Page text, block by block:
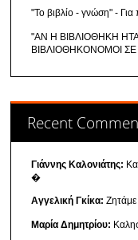
"Το βιβλίο - γνώση" -
"ΑΝ Η ΒΙΒΛΙΟΘΗΚΗ
ΒΙΒΛΙΟΘΗΚΟΝΟΜΟΙ ΣΕ
Recent
Γιάννης Καλονιάτης:
�
Αγγελική Γκίκα:
Μαρία Δημητρίου: